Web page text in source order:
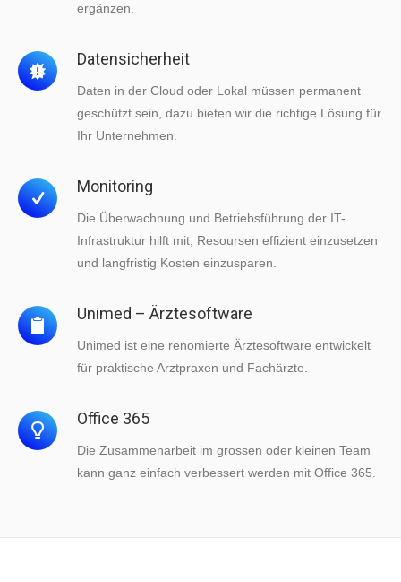
ergänzen.
Datensicherheit
Daten in der Cloud oder Lokal müssen permanent
geschützt sein, dazu bieten wir die richtige Lösung für
Ihr Unternehmen.
Monitoring
Die Überwachnung und Betriebsführung der IT-
Infrastruktur hilft mit, Resoursen effizient einzusetzen
und langfristig Kosten einzusparen.
Unimed – Ärztesoftware
Unimed ist eine renomierte Ärztesoftware entwickelt
für praktische Arztpraxen und Fachärzte.
Office 365
Die Zusammenarbeit im grossen oder kleinen Team
kann ganz einfach verbessert werden mit Office 365.